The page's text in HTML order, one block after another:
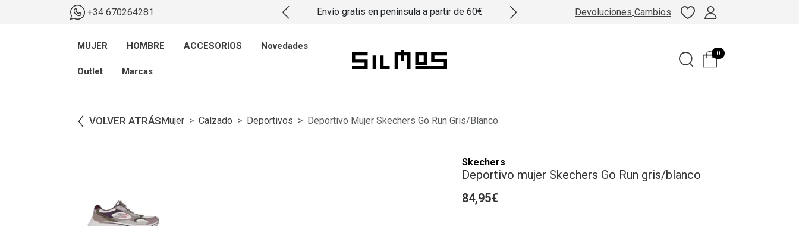
+34 670264281 Envío gratis en península a partir de 60€ Devoluciones Cambios
MUJER HOMBRE ACCESORIOS Novedades
Outlet Marcas
0
VOLVER ATRÁSMujer Calzado Deportivos Deportivo Mujer Skechers Go Run Gris/blanco
Skechers
Deportivo mujer Skechers Go Run gris/blanco
84,95€